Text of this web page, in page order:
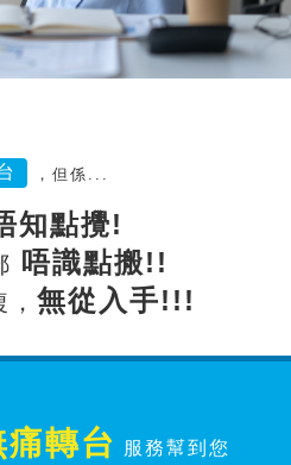
，但係...
知點攪!
唔識點搬!!
無從入手!!!
痛轉台
服務幫到您